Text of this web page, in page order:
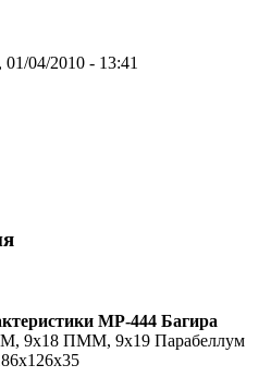
04/2010 - 13:41
МР-444 Багира
9х18 ПММ, 9х19 Парабеллум